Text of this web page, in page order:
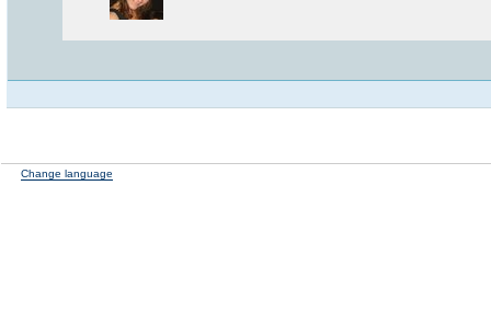
Change language